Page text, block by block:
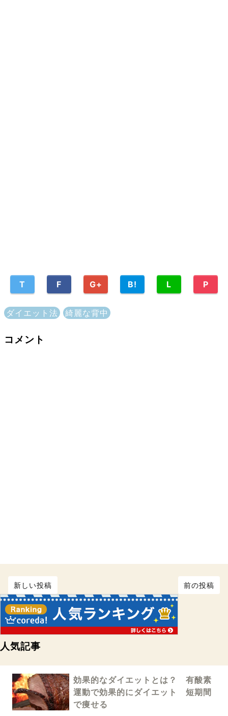
T F G+ B! L P
ダイエット法 綺麗な背中
コメント
新しい投稿 前の投稿
人気記事
効果的なダイエットとは？ 有酸素
運動で効果的にダイエット 短期間
で痩せる